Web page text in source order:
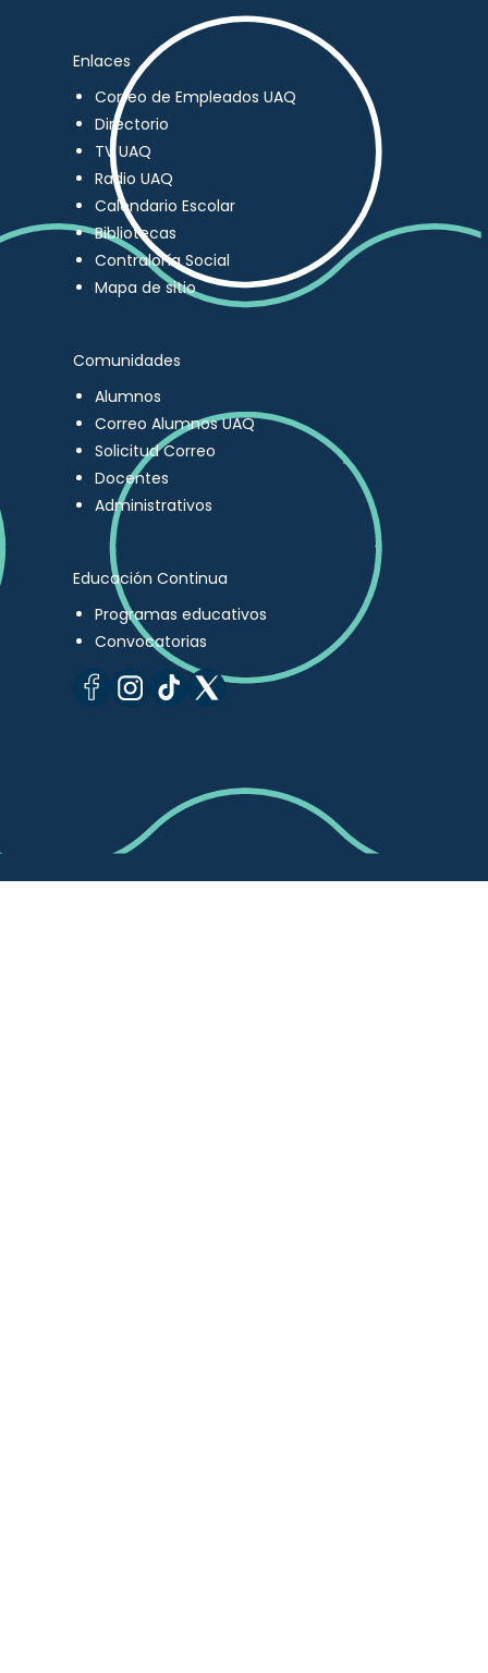
Enlaces
Correo de Empleados UAQ
Directorio
TV UAQ
Radio UAQ
Calendario Escolar
Bibliotecas
Contraloría Social
Mapa de sitio
Comunidades
Alumnos
Correo Alumnos UAQ
Solicitud Correo
Docentes
Administrativos
Educación Continua
Programas educativos
Convocatorias